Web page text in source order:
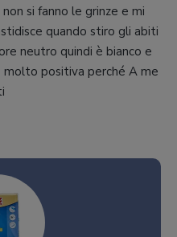
si fanno le grinze e mi
quando stiro gli abiti
neutro quindi è bianco e
molto positiva perché A me